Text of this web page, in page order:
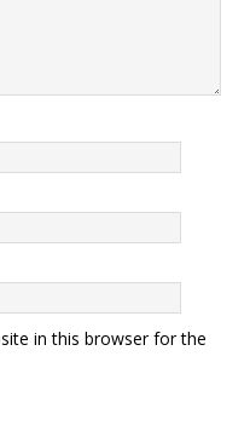
in this browser for the